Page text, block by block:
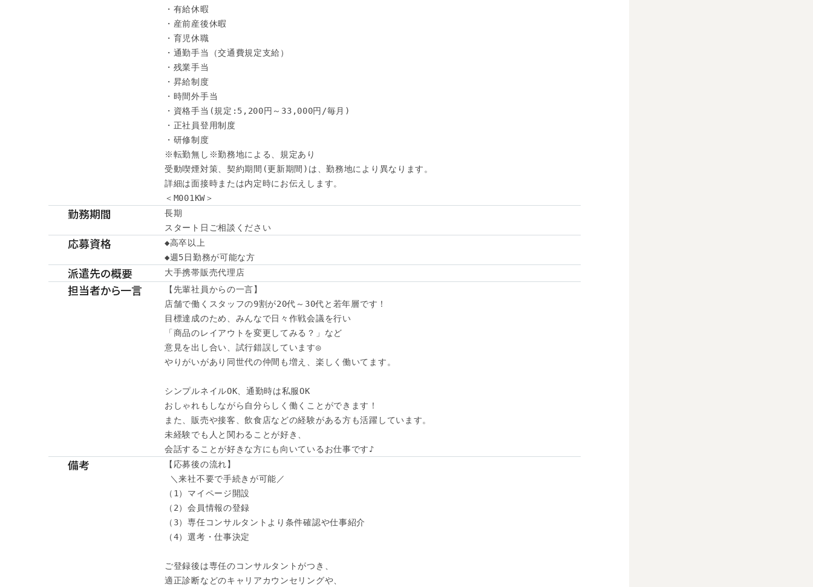
・有給休暇
・産前産後休暇
・育児休職
・通勤手当（交通費規定支給）
・残業手当
・昇給制度
・時間外手当
・資格手当(規定:5,200円～33,000円/毎月)
・正社員登用制度
・研修制度
※転勤無し※勤務地による、規定あり
受動喫煙対策、契約期間(更新期間)は、勤務地により異なります。
詳細は面接時または内定時にお伝えします。
＜M001KW＞
勤務期間
長期
スタート日ご相談ください
応募資格
◆高卒以上
◆週5日勤務が可能な方
派遣先の概要 大手携帯販売代理店
担当者から一言
【先輩社員からの一言】
店舗で働くスタッフの9割が20代～30代と若年層です！
目標達成のため、みんなで日々作戦会議を行い
「商品のレイアウトを変更してみる？」など
意見を出し合い、試行錯誤しています◎
やりがいがあり同世代の仲間も増え、楽しく働いてます。
シンプルネイルOK、通勤時は私服OK
おしゃれもしながら自分らしく働くことができます！
また、販売や接客、飲食店などの経験がある方も活躍しています。
未経験でも人と関わることが好き、
会話することが好きな方にも向いているお仕事です♪
備考
【応募後の流れ】
＼来社不要で手続きが可能／
（1）マイページ開設
（2）会員情報の登録
（3）専任コンサルタントより条件確認や仕事紹介
（4）選考・仕事決定
ご登録後は専任のコンサルタントがつき、
適正診断などのキャリアカウンセリングや、